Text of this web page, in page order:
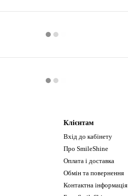
Клієнтам
Вхід до кабінету
Про SmileShine
Оплата і доставка
Обмін та повернення
Контактна інформація